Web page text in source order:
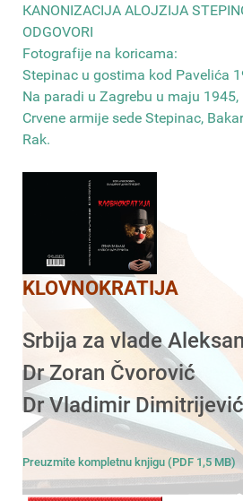
КANONIZACIJA ALOJZIJA
ODGOVORI
Fotografije na koricama:
Stepinac u gostima kod Pavelića
Na paradi u Zagrebu u maju
Crvene armije sede Stepinac,
Rak.
KLOVNOKRATIJA
Srbija za vlade
Dr Zoran Čvorović
Dr Vladimir Dimitrijević
Preuzmite kompletnu knjigu (PDF 1,5 MB)